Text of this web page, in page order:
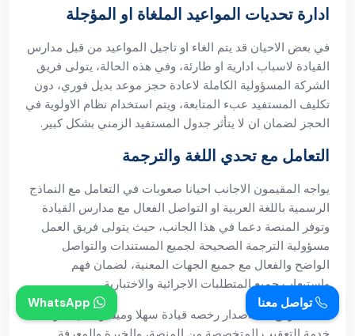
ادارة تحديات المواعيد الملغاة او المؤجلة
في بعض الاحيان قد يتم الغاء او تاجيل المواعيد من قبل مدارس
القيادة لاسباب ادارية او طارئة، وفي هذه الحالة، يتولى فريق
الشركة المسؤولية الكاملة لاعادة حجز موعد بديل فوري، دون
تكليف المستفيد عبء المتابعة، ويتم استخدام نظام الاولوية في
الحجز لضمان ان لا يتأثر جدول المستفيد الزمني بشكل كبير.
التعامل مع تحدي اللغة والترجمة
يواجه المقيمون الاجانب احيانا صعوبات في التعامل مع النماذج
الرسمية باللغة العربية او التواصل الفعال مع مدارس القيادة
وتوفر المنصة دعما في هذا الجانب، حيث يتولى فريق العمل
مسؤولية الترجمة الصحيحة لجميع المستندات والتواصل
الواضح والفعال مع جميع الجهات المعنية، لضمان فهم
واستيعاب جميع المتطلبات الاجرائية والاختبارية.
يعد الطريق الى اصدار رخصه قيادة سهلا وميسرا الآن عبر
تواصل معنا